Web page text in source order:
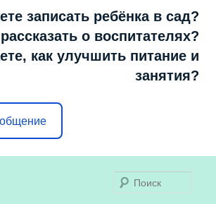
записать ребёнка в сад?
о воспитателях?
как улучшить питание и
занятия?